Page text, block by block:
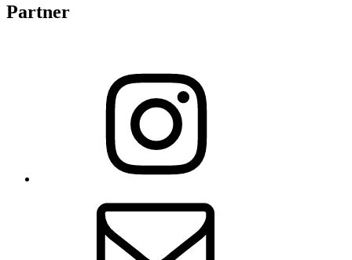
Partner